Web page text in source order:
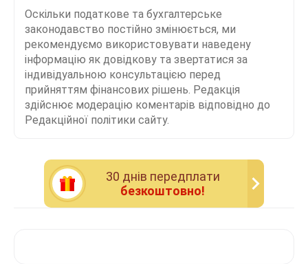
Оскільки податкове та бухгалтерське
законодавство постійно змінюється, ми
рекомендуємо використовувати наведену
інформацію як довідкову та звертатися за
індивідуальною консультацією перед
прийняттям фінансових рішень. Редакція
здійснює модерацію коментарів відповідно до
Редакційної політики сайту.
30 днiв передплати
безкоштовно!